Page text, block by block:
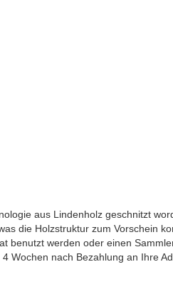
aus Lindenholz geschnitzt
die Holzstruktur zum Vorschein
benutzt werden oder einen
Wochen nach Bezahlung an Ihre